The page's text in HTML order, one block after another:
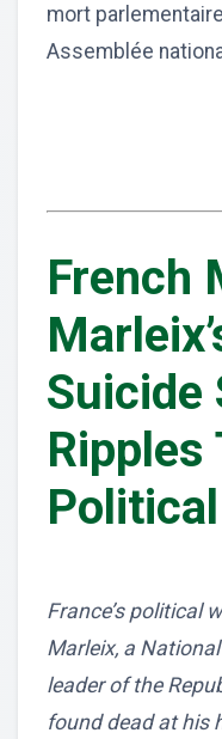
mort
Assemblée
French
Suicide
Ripples
France’s political
Marleix, a
leader of the
found dead at his